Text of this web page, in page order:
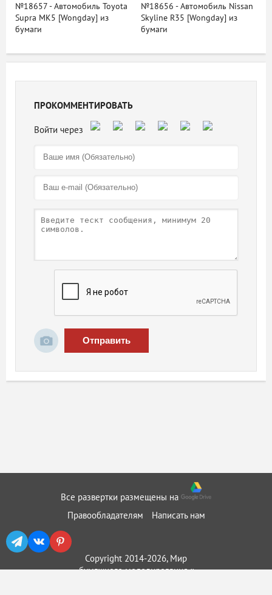
№18657 - Автомобиль Toyota
Supra MK5 [Wongday] из
бумаги
№18656 - Автомобиль Nissan
Skyline R35 [Wongday] из
бумаги
ПРОКОММЕНТИРОВАТЬ
Отправить
Все развертки размещены на
Правообладателям
Написать нам
Copyright 2014-2026, Мир
бумажного моделирования ::